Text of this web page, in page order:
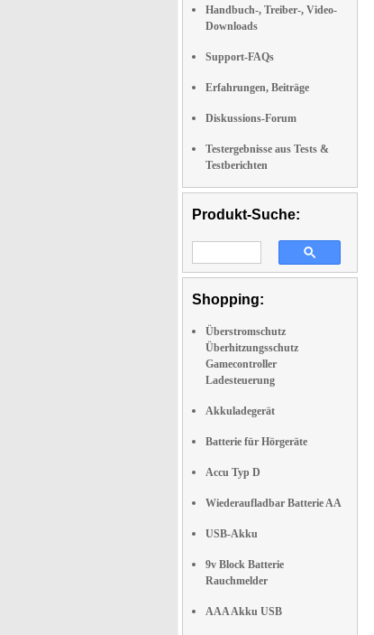
Handbuch-, Treiber-, Video-
Downloads
Support-FAQs
Erfahrungen, Beiträge
Diskussions-Forum
Testergebnisse aus Tests &
Testberichten
Produkt-Suche:
Shopping:
Überstromschutz
Überhitzungsschutz
Gamecontroller
Ladesteuerung
Akkuladegerät
Batterie für Hörgeräte
Accu Typ D
Wiederaufladbar Batterie AA
USB-Akku
9v Block Batterie
Rauchmelder
AAA Akku USB